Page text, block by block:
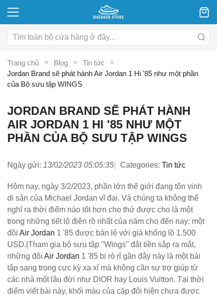
Trang chủ Blog
Tin tức
Jordan Brand sẽ phát hành Air Jordan 1 Hi '85 như một phần
của Bộ sưu tập WINGS
JORDAN BRAND SẼ PHÁT HÀNH
AIR JORDAN 1 HI '85 NHƯ MỘT
PHẦN CỦA BỘ SƯU TẬP WINGS
Ngày gửi: 13/02/2023 05:05:35 Categories: Tin tức
Hôm nay, ngày 3/2/2023, phần lớn thế giới đang tôn vinh
di sản của Michael Jordan vĩ đại. Và chúng ta không thể
nghĩ ra thời điểm nào tốt hơn cho thứ được cho là một
trong những tiết lộ điên rồ nhất của năm cho đến nay: một
đôi Air Jordan 1 '85 được bán lẻ với giá khổng lồ 1.500
USD.|Tham gia bộ sưu tập "Wings" đắt tiền sắp ra mắt,
những đôi Air Jordan 1 '85 bị rò rỉ gần đây này là một bài
tập sang trọng cực kỳ xa xỉ mà không cần sự trợ giúp từ
các nhà mốt lâu đời như DIOR hay Louis Vuitton. Tại thời
điểm viết bài này, khối màu của cặp đôi hiện chưa được